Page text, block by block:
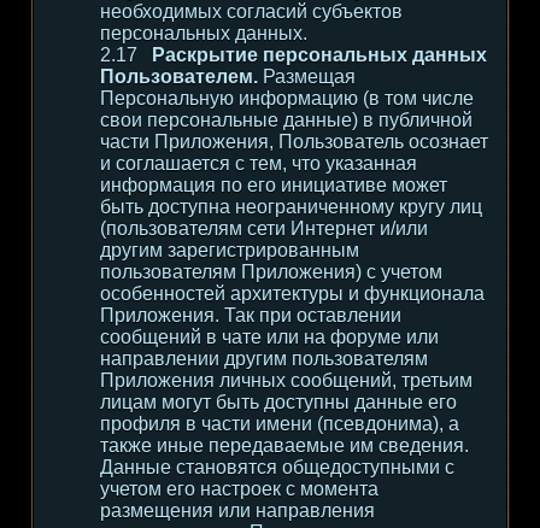
необходимых согласий субъектов
персональных данных.
Раскрытие персональных данных
Пользователем. Размещая
Персональную информацию (в том числе
свои персональные данные) в публичной
части Приложения, Пользователь осознает
и соглашается с тем, что указанная
информация по его инициативе может
быть доступна неограниченному кругу лиц
(пользователям сети Интернет и/или
другим зарегистрированным
пользователям Приложения) с учетом
особенностей архитектуры и функционала
Приложения. Так при оставлении
сообщений в чате или на форуме или
направлении другим пользователям
Приложения личных сообщений, третьим
лицам могут быть доступны данные его
профиля в части имени (псевдонима), а
также иные передаваемые им сведения.
Данные становятся общедоступными с
учетом его настроек с момента
размещения или направления